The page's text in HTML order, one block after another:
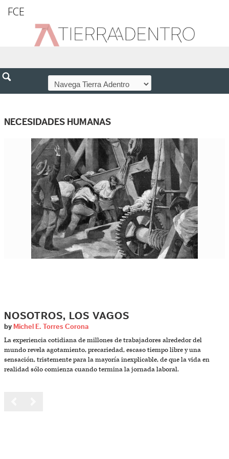
FCE
NECESIDADES HUMANAS
NOSOTROS, LOS VAGOS
by Michel E. Torres Corona
La experiencia cotidiana de millones de trabajadores alrededor del
mundo revela agotamiento, precariedad, escaso tiempo libre y una
sensación, tristemente para la mayoría inexplicable, de que la vida en
realidad sólo comienza cuando termina la jornada laboral.